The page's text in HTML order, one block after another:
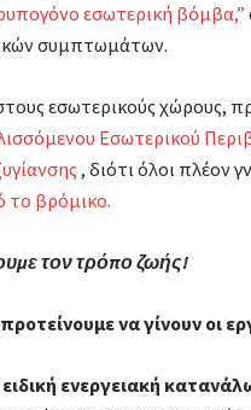
εσωτερική βόμβα,”
συμπτωμάτων.
εσωτερικούς χώρους,
Εσωτερικού
, διότι όλοι πλέον
το βρόμικο.
τον τρόπο ζωής!
να γίνουν οι
ειδική ενεργειακή